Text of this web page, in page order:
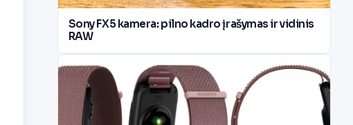
Sony FX5 kamera: pilno kadro įrašymas ir vidinis
RAW